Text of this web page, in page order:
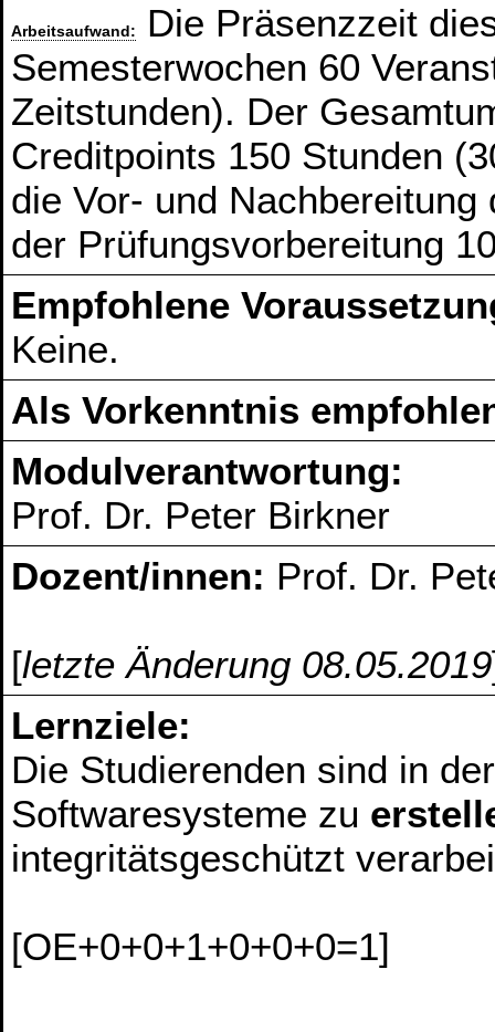
Arbeitsaufwand:
Die Präsenzzeit
Semesterwochen 60
Zeitstunden). Der
Creditpoints 150 Stunden
die Vor- und
der Prüfungsvorbereitung
Empfohlene
Keine.
Als Vorkenntnis
Modulverantwortung:
Prof. Dr. Peter Birkner
Dozent/innen: Prof. Dr.
[letzte Änderung 08.05.2019
Lernziele:
Die Studierenden sind in
Softwaresysteme zu
integritätsgeschützt
[OE+0+0+1+0+0+0=1]